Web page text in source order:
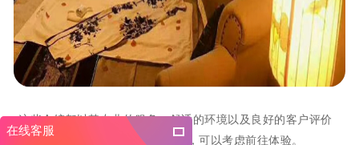
在线客服
这些会馆都以其专业的服务、舒适的环境以及良好的客户评价
而著称。如果你在这些城市，可以考虑前往体验。